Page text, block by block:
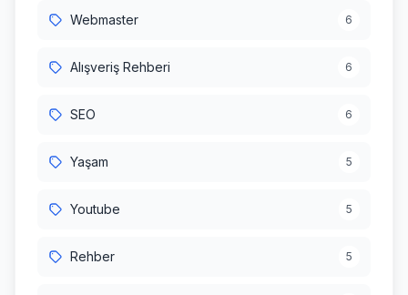
Webmaster 6
Alışveriş Rehberi 6
SEO 6
Yaşam 5
Youtube 5
Rehber 5